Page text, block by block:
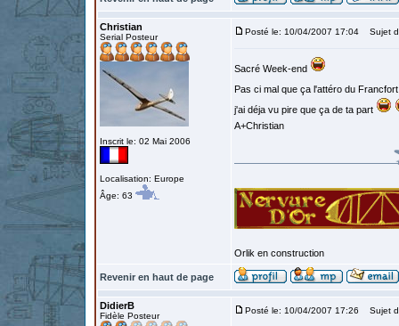
Christian
Serial Posteur
Inscrit le: 02 Mai 2006
Localisation: Europe
Âge: 63
Posté le: 10/04/2007 17:04 Sujet
Sacré Week-end
Pas ci mal que ça l'attéro du
j'ai déja vu pire que ça de ta part
A+Christian
Orlik en construction
Revenir en haut de page
DidierB
Fidèle Posteur
Posté le: 10/04/2007 17:26 Sujet